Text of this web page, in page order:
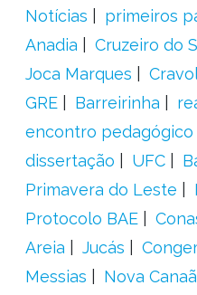
Notícias primeiros
Anadia
Cruzeiro do
Joca Marques
GRE
Barreirinha
encontro pedagógico
dissertação
UFC
Primavera do Leste
Protocolo BAE
Areia
Jucás
Messias
Nova Canaã